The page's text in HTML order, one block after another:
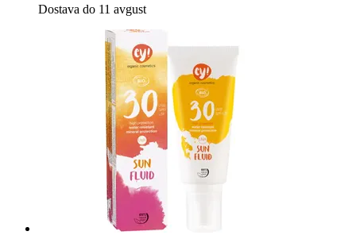
Dostava do 11 avgust